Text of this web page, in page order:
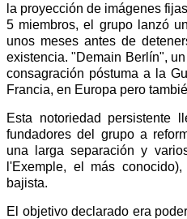
la proyección de imágenes
5 miembros, el grupo lanzó
unos meses antes de
existencia. "Demain Berlín",
consagración póstuma a la
Francia, en Europa pero
Esta notoriedad persistente
fundadores del grupo a
una larga separación y
l'Exemple, el más
bajista.
El objetivo declarado era